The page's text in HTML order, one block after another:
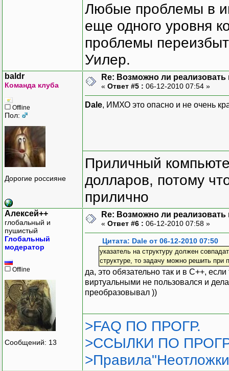
Любые проблемы в
еще одного уровня
проблемы
Уилер.
baldr
Команда клуба
Offline
Пол:
Дорогие россияне
Re: Возможно ли
« Ответ #5 : 06-12-2010 07:54 »
Dale, ИМХО это опасно и не очень
Приличный
долларов, потому
прилично
Алексей++
глобальный и
пушистый
Глобальный
модератор
Offline
Сообщений: 13
Re: Возможно ли
« Ответ #6 : 06-12-2010 07:58 »
Цитата: Dale от 06-12-2010 07:50
указатель на структуру должен
структуре, то задачу можно решить при
да, это обязательно так и в C++,
виртуальными не пользовался и
преобразовывал ))
>FAQ ПО ПРОГР.
>ССЫЛКИ ПО